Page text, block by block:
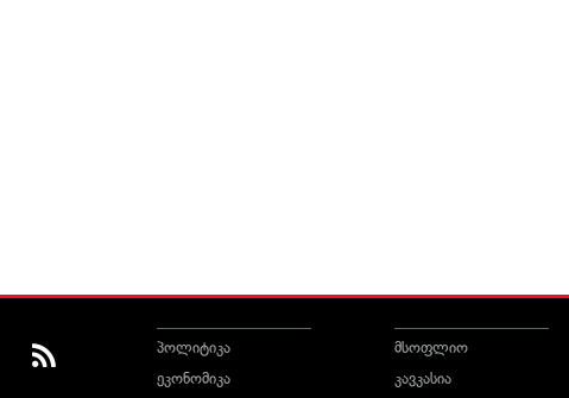
პოლიტიკა
ეკონომიკა
მსოფლიო
კავკასია